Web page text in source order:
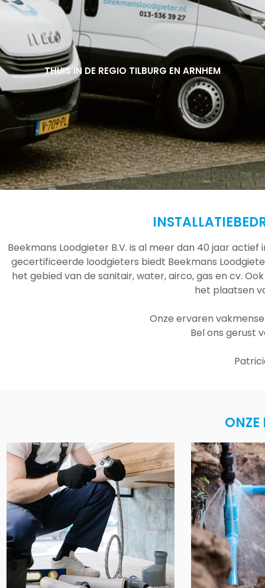
THUIS IN DE REGIO TILBURG EN ARNHEM
THUIS IN DE REGIO TILBURG EN ARNHEM
THUIS IN DE REGIO TILBURG EN ARNHEM
Beekmans Loodgieter B.V. is al meer dan 40 jaar
gecertificeerde loodgieters biedt Beekmans
het gebied van de sanitair, water, airco, gas en cv.
het plaatsen
Onze ervaren
Bel ons gerust
ONZE